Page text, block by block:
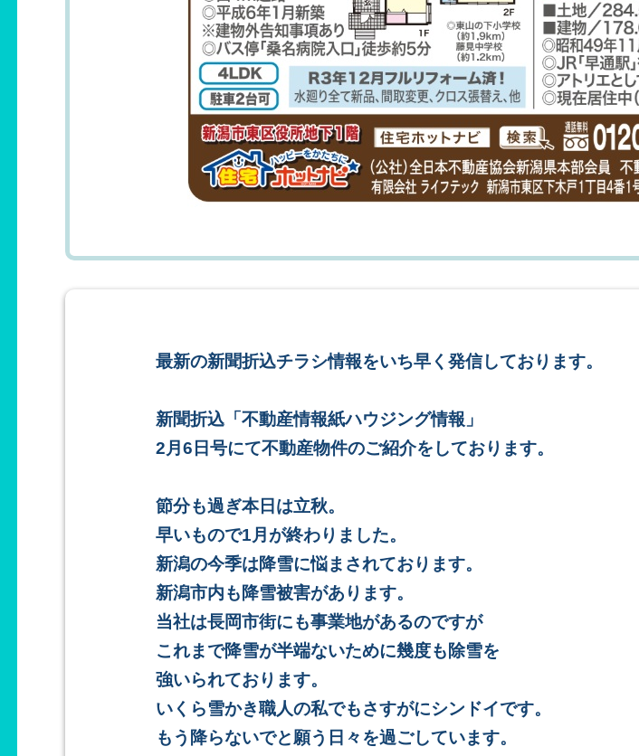
最新の新聞折込チラシ情報をいち早く発信しております。
新聞折込「不動産情報紙ハウジング情報」
2月6日号にて不動産物件のご紹介をしております。
節分も過ぎ本日は立秋。
早いもので1月が終わりました。
新潟の今季は降雪に悩まされております。
新潟市内も降雪被害があります。
当社は長岡市街にも事業地があるのですが
これまで降雪が半端ないために幾度も除雪を
強いられております。
いくら雪かき職人の私でもさすがにシンドイです。
もう降らないでと願う日々を過ごしています。